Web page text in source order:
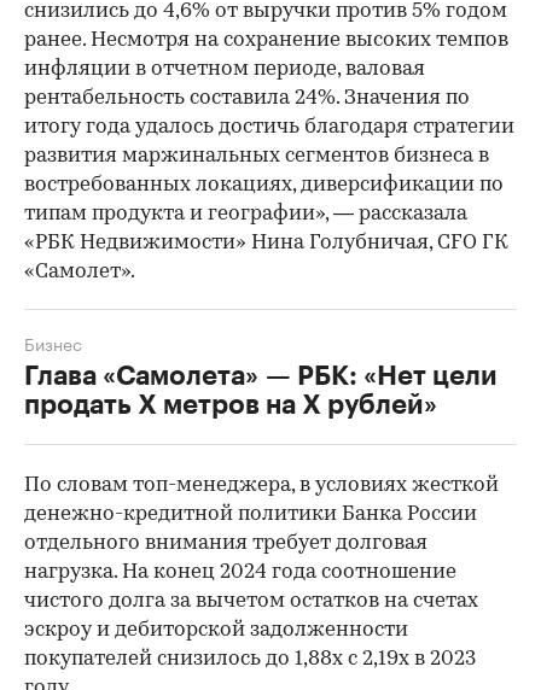
00:00 / 00:00
снизились до 4,6% от выручки против 5% годом
ранее. Несмотря на сохранение высоких темпов
инфляции в отчетном периоде, валовая
рентабельность составила 24%. Значения по
итогу года удалось достичь благодаря стратегии
развития маржинальных сегментов бизнеса в
востребованных локациях, диверсификации по
типам продукта и географии», — рассказала
«РБК Недвижимости» Нина Голубничая, CFO ГК
«Самолет».
Глава «Самолета» — РБК: «Нет цели
продать Х метров на Х рублей»
Бизнес
По словам топ-менеджера, в условиях жесткой
денежно-кредитной политики Банка России
отдельного внимания требует долговая
нагрузка. На конец 2024 года соотношение
чистого долга за вычетом остатков на счетах
эскроу и дебиторской задолженности
покупателей снизилось до 1,88х с 2,19х в 2023